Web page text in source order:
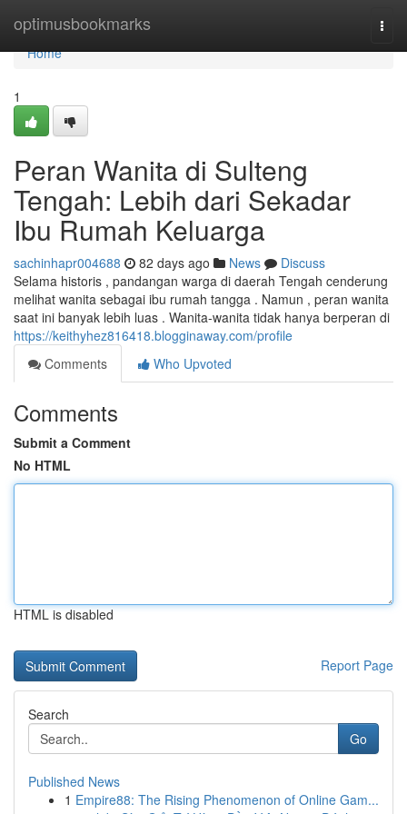
optimusbookmarks
Home
Home
1
Peran Wanita di Sulteng
Tengah: Lebih dari Sekadar
Ibu Rumah Keluarga
sachinhapr004688 82 days ago News
Discuss
Selama historis , pandangan warga di daerah Tengah cenderung
melihat wanita sebagai ibu rumah tangga . Namun , peran wanita
saat ini banyak lebih luas . Wanita-wanita tidak hanya berperan di
https://keithyhez816418.blogginaway.com/profile
Comments
Who Upvoted
Comments
Submit a Comment
No HTML
HTML is disabled
Report Page
Search
Go
Published News
1 Empire88: The Rising Phenomenon of Online Gam...